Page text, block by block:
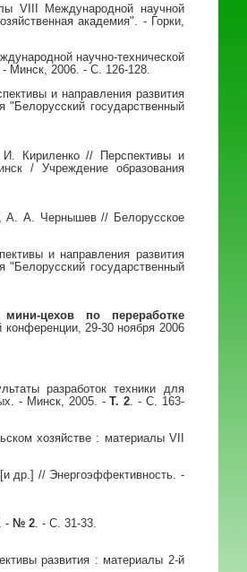
VIII Международной научной
академия". - Горки,
научно-технической
- Минск, 2006. - С. 126-128.
и направления развития
государственный
Кириленко // Перспективы и
/ Учреждение образования
А. А. Чернышев // Белорусское
и направления развития
государственный
цехов по переработке
29-30 ноября 2006
разработок техники для
- Минск, 2005. -Т. 2. - С. 163-
хозяйстве : материалы VII
др.] // Энергоэффективность. -
- № 2. - С. 31-33.
развития : материалы 2-й